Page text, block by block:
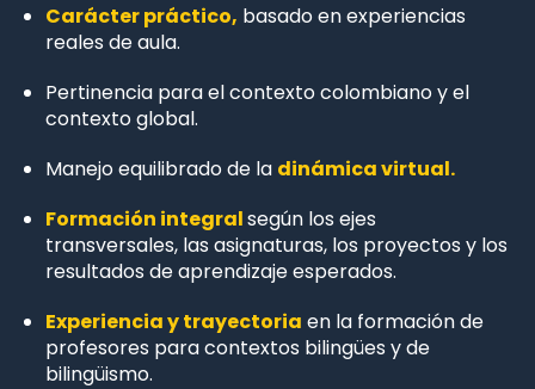
Carácter práctico, basado en experiencias
reales de aula.
Pertinencia para el contexto colombiano y el
contexto global.
Manejo equilibrado de la dinámica virtual.
Formación integralsegún los ejes
transversales, las asignaturas, los proyectos y los
resultados de aprendizaje esperados.
Experiencia y trayectoria en la formación de
profesores para contextos bilingües y de
bilingüismo.